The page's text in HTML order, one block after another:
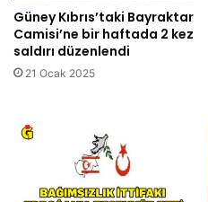
Güney Kıbrıs’taki Bayraktar
Camisi’ne bir haftada 2 kez
saldırı düzenlendi
21 Ocak 2025